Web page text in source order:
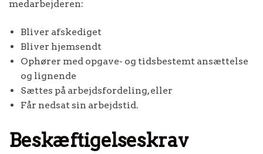
medarbejderen:
Bliver afskediget
Bliver hjemsendt
Ophører med opgave- og tidsbestemt ansættelse
og lignende
Sættes på arbejdsfordeling, eller
Får nedsat sin arbejdstid.
Beskæftigelseskrav